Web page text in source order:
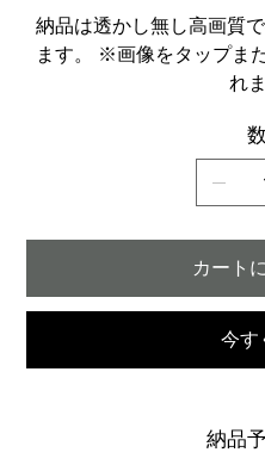
納品は透かし無し高画質
ます。 ※画像をタップま
れ
カート
今す
納品